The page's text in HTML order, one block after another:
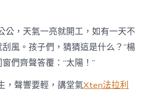
公，天氣一亮就開工，如有一天不
風。孩子們，猜猜這是什么？”楊
們齊聲答覆：“太陽！”
，聲響要輕，講堂氣Xten法拉利